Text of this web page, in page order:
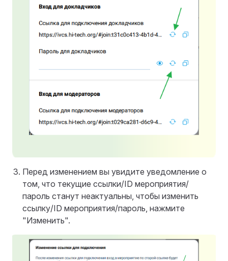
Перед изменением вы увидите уведомление о
том, что текущие ссылки/ID мероприятия/
пароль станут неактуальны, чтобы изменить
ссылку/ID мероприятия/пароль, нажмите
"Изменить".